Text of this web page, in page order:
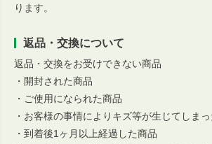
ります。
返品・交換について
返品・交換をお受けできない商品
・開封された商品
・ご使用になられた商品
・お客様の事情によりキズ等が生じてしま
・到着後1ヶ月以上経過した商品